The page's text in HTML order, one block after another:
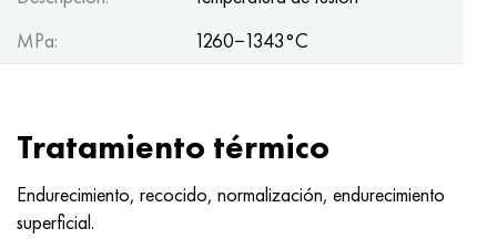
MPa:
1260−1343°C
Tratamiento térmico
Endurecimiento, recocido, normalización, endurecimiento
superficial.
Hastelloy C-276
Hastelloy C2000
Hastelloy x
udimet 500
40XFA, 1.7223, AISI 4142
45X, 45h, 1.7035
A40G, 44smn28, 1.0762, 46s20